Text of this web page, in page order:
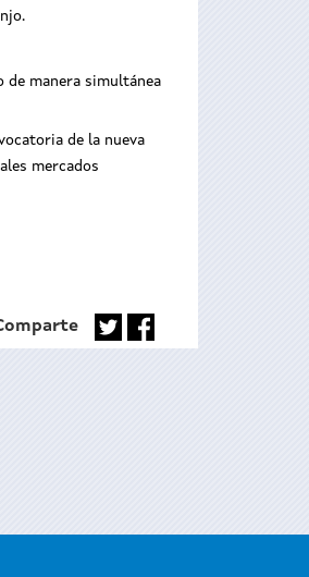
de manera simultánea
de la nueva
mercados